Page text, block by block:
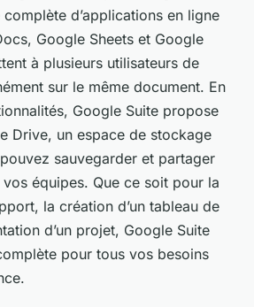
d’applications en ligne
Google Sheets et Google
à plusieurs utilisateurs de
sur le même document. En
Google Suite propose
Drive, un espace de stockage
sauvegarder et partager
équipes. Que ce soit pour la
la création d’un tableau de
d’un projet, Google Suite
pour tous vos besoins